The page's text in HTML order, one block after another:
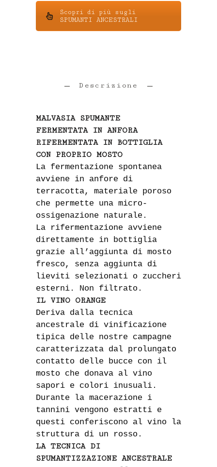
Scopri di più sugli
SPUMANTI ANCESTRALI
Descrizione
MALVASIA SPUMANTE
FERMENTATA IN ANFORA
RIFERMENTATA IN BOTTIGLIA
CON PROPRIO MOSTO
La fermentazione spontanea
avviene in anfore di
terracotta, materiale poroso
che permette una micro-
ossigenazione naturale.
La rifermentazione avviene
direttamente in bottiglia
grazie all’aggiunta di mosto
fresco, senza aggiunta di
lieviti selezionati o zuccheri
esterni. Non filtrato.
IL VINO ORANGE
Deriva dalla tecnica
ancestrale di vinificazione
tipica delle nostre campagne
caratterizzata dal prolungato
contatto delle bucce con il
mosto che donava al vino
sapori e colori inusuali.
Durante la macerazione i
tannini vengono estratti e
questi conferiscono al vino la
struttura di un rosso.
LA TECNICA DI
SPUMANTIZZAZIONE ANCESTRALE